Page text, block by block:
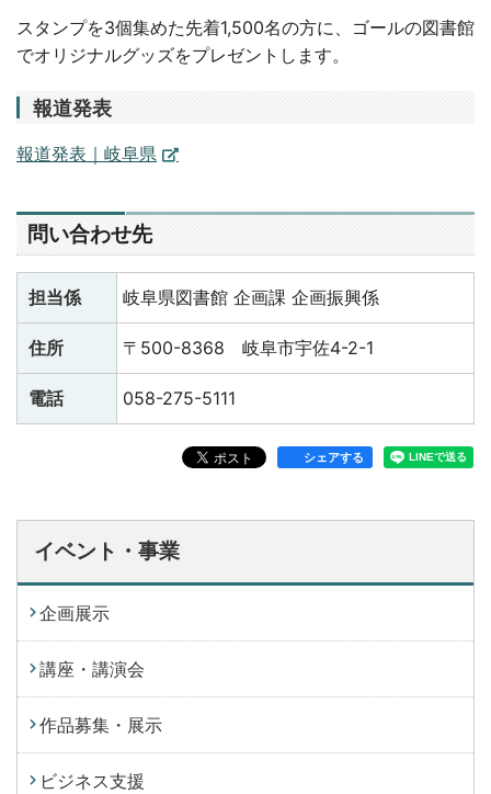
スタンプを3個集めた先着1,500名の方に、ゴールの図書館
でオリジナルグッズをプレゼントします。
報道発表
報道発表｜岐阜県
問い合わせ先
担当係 岐阜県図書館 企画課 企画振興係
住所 〒500-8368 岐阜市宇佐4-2-1
電話 058-275-5111
シェアする
イベント・事業
企画展示
講座・講演会
作品募集・展示
ビジネス支援